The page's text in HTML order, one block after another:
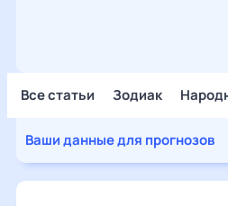
Все статьи Зодиак
Ваши данные для прогнозов